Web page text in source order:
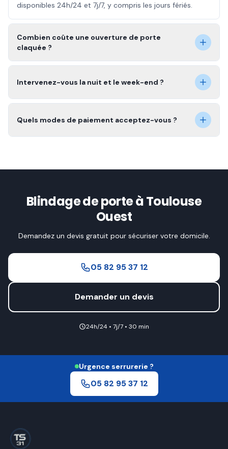
disponibles 24h/24 et 7j/7, y compris les jours fériés.
Combien coûte une ouverture de porte
claquée ?
Intervenez-vous la nuit et le week-end ?
Quels modes de paiement acceptez-vous ?
Blindage de porte à Toulouse
Ouest
Demandez un devis gratuit pour sécuriser votre domicile.
05 82 95 37 12
Demander un devis
24h/24 • 7j/7 • 30 min
Urgence serrurerie ?
05 82 95 37 12